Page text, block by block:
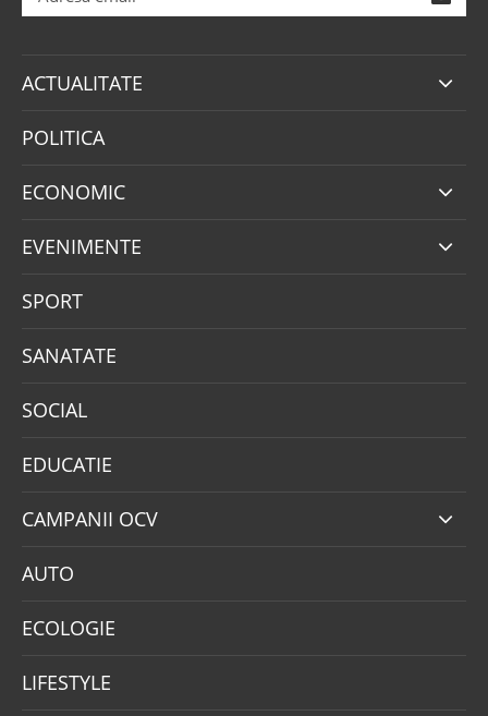
ACTUALITATE
POLITICA
ECONOMIC
EVENIMENTE
SPORT
SANATATE
SOCIAL
EDUCATIE
CAMPANII OCV
AUTO
ECOLOGIE
LIFESTYLE